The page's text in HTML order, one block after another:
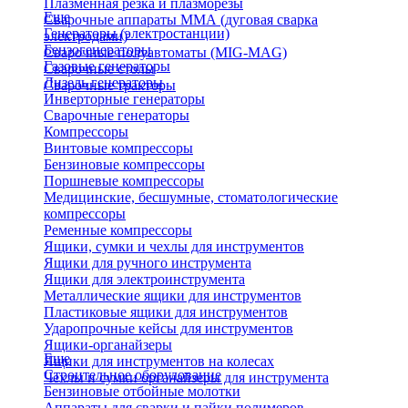
Плазменная резка и плазморезы
Сварочные аппараты ММА (дуговая сварка
электродами)
Сварочные полуавтоматы (MIG-MAG)
Сварочные столы
Сварочные тракторы
Еще
Генераторы (электростанции)
Бензогенераторы
Газовые генераторы
Дизель генераторы
Инверторные генераторы
Сварочные генераторы
Компрессоры
Винтовые компрессоры
Бензиновые компрессоры
Поршневые компрессоры
Медицинские, бесшумные, стоматологические
компрессоры
Ременные компрессоры
Ящики, сумки и чехлы для инструментов
Ящики для ручного инструмента
Ящики для электроинструмента
Металлические ящики для инструментов
Пластиковые ящики для инструментов
Ударопрочные кейсы для инструментов
Ящики-органайзеры
Ящики для инструментов на колесах
Чехлы и сумки органайзеры для инструмента
Еще
Строительное оборудование
Бензиновые отбойные молотки